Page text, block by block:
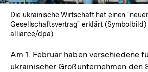
Die ukrainische Wirtschaft hat einen
Gesellschaftsvertrag" erklärt
alliance/dpa)
Am 1. Februar haben verschiedene
ukrainischer Großunternehmen den